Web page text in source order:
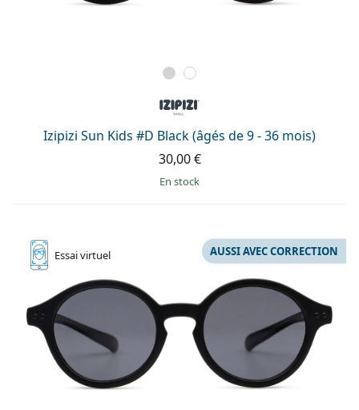
Izipizi Sun Kids #D Black (âgés de 9 - 36 mois)
30,00 €
en stock
Essaivirtuel AUSSI AVEC CORRECTION